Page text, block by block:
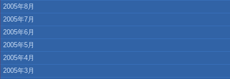
2005年8月
2005年7月
2005年6月
2005年5月
2005年4月
2005年3月